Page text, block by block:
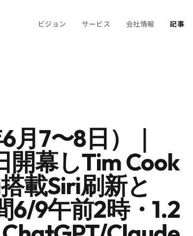
ビジョン サービス 会社情報 記事
7〜8日）｜
開幕しTim Cook
載Siri刷新と
6/9午前2時・1.2